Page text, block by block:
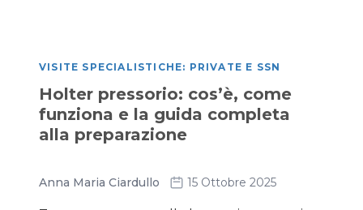
VISITE SPECIALISTICHE: PRIVATE E SSN
Holter pressorio: cos’è, come
funziona e la guida completa
alla preparazione
Anna Maria Ciardullo 15 Ottobre 2025